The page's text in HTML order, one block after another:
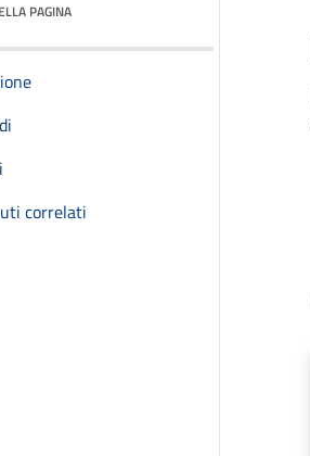
PAGINA
correlati